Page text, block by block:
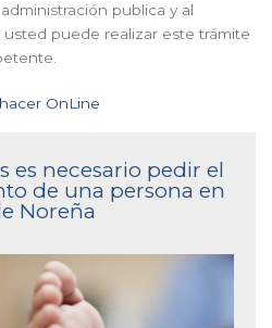
publica y al
puede realizar este trámite
OnLine
es necesario pedir el
de una persona en
Noreña